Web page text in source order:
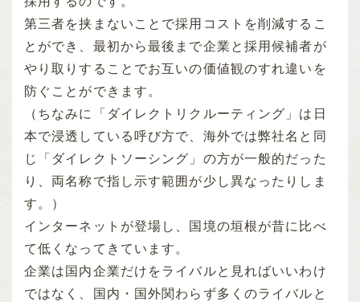
第三者を挟まないことで採用コストを削減するこ
とができ、最初から最後まで企業と採用候補者が
やり取りすることでお互いの価値観のすれ違いを
防ぐことができます。
（ちなみに「ダイレクトリクルーティング」は日
本で浸透している呼び方で、海外では弊社名と同
じ「ダイレクトソーシング」の方が一般的だった
り、両名称で指し示す範囲が少し異なったりしま
す。）
インターネットが登場し、国境の垣根が昔に比べ
て低くなってきています。
企業は国内企業だけをライバルと見ればいいわけ
ではなく、国内・国外関わらず多くのライバルと